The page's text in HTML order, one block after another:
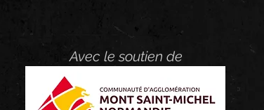
Avec le soutien de